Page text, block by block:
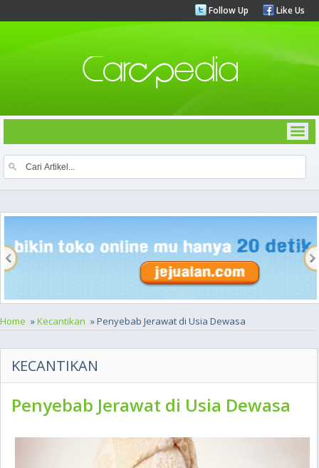
Follow Up Like Us
Home »Kecantikan » Penyebab Jerawat di Usia Dewasa
KECANTIKAN
Penyebab Jerawat di Usia Dewasa